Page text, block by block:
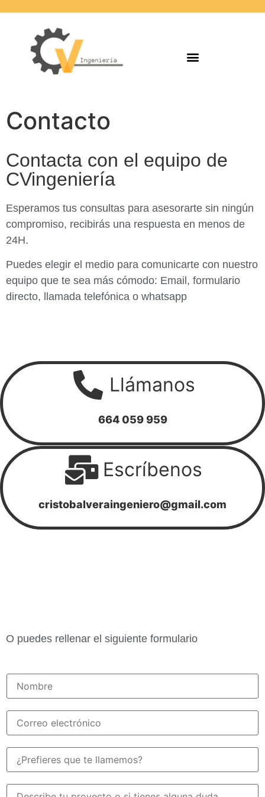
Contacto
Contacta con el equipo de
CVingeniería
Esperamos tus consultas para asesorarte sin ningún
compromiso, recibirás una respuesta en menos de
24H.
Puedes elegir el medio para comunicarte con nuestro
equipo que te sea más cómodo: Email, formulario
directo, llamada telefónica o whatsapp
Llámanos
664 059 959
Escríbenos
cristobalveraingeniero@gmail.com
O puedes rellenar el siguiente formulario
C
m
o